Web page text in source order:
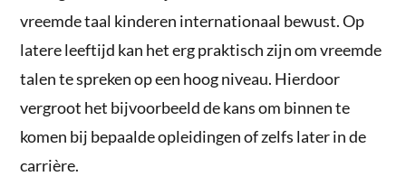
vreemde taal kinderen internationaal bewust. Op
latere leeftijd kan het erg praktisch zijn om vreemde
talen te spreken op een hoog niveau. Hierdoor
vergroot het bijvoorbeeld de kans om binnen te
komen bij bepaalde opleidingen of zelfs later in de
carrière.